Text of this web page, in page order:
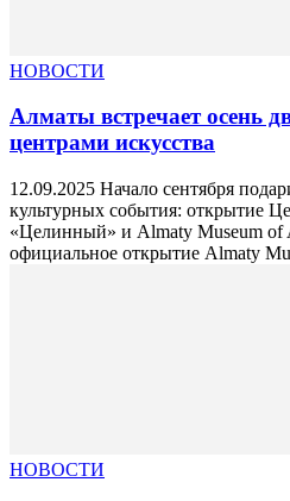
НОВОСТИ
Алматы встречает осень
центрами искусства
12.09.2025 Начало сентября
культурных события: открытие
«Целинный» и Almaty Museum of
официальное открытие Almaty
НОВОСТИ